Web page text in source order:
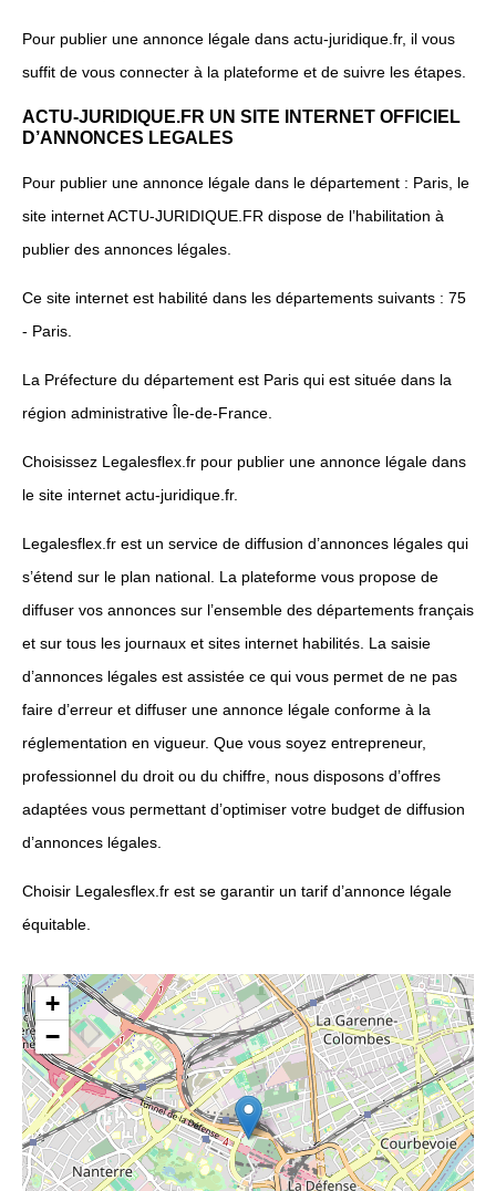
Pour publier une annonce légale dans actu-juridique.fr, il vous
suffit de vous connecter à la plateforme et de suivre les étapes.
ACTU-JURIDIQUE.FR UN SITE INTERNET OFFICIEL
D’ANNONCES LEGALES
Pour publier une annonce légale dans le département : Paris, le
site internet ACTU-JURIDIQUE.FR dispose de l’habilitation à
publier des annonces légales.
Ce site internet est habilité dans les départements suivants : 75
- Paris.
La Préfecture du département est Paris qui est située dans la
région administrative Île-de-France.
Choisissez Legalesflex.fr pour publier une annonce légale dans
le site internet actu-juridique.fr.
Legalesflex.fr est un service de diffusion d’annonces légales qui
s’étend sur le plan national. La plateforme vous propose de
diffuser vos annonces sur l’ensemble des départements français
et sur tous les journaux et sites internet habilités. La saisie
d’annonces légales est assistée ce qui vous permet de ne pas
faire d’erreur et diffuser une annonce légale conforme à la
réglementation en vigueur. Que vous soyez entrepreneur,
professionnel du droit ou du chiffre, nous disposons d’offres
adaptées vous permettant d’optimiser votre budget de diffusion
d’annonces légales.
Choisir Legalesflex.fr est se garantir un tarif d’annonce légale
équitable.
+
−